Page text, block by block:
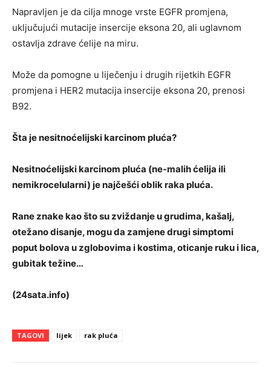
Napravljen je da cilja mnoge vrste EGFR promjena,
uključujući mutacije insercije eksona 20, ali uglavnom
ostavlja zdrave ćelije na miru.
Može da pomogne u liječenju i drugih rijetkih EGFR
promjena i HER2 mutacija insercije eksona 20, prenosi
B92.
Šta je nesitnoćelijski karcinom pluća?
Nesitnoćelijski karcinom pluća (ne-malih ćelija ili
nemikrocelularni) je najčešći oblik raka pluća.
Rane znake kao što su zviždanje u grudima, kašalj,
otežano disanje, mogu da zamjene drugi simptomi
poput bolova u zglobovima i kostima, oticanje ruku i lica,
gubitak težine…
(24sata.info)
TAGOVI lijek rak pluća